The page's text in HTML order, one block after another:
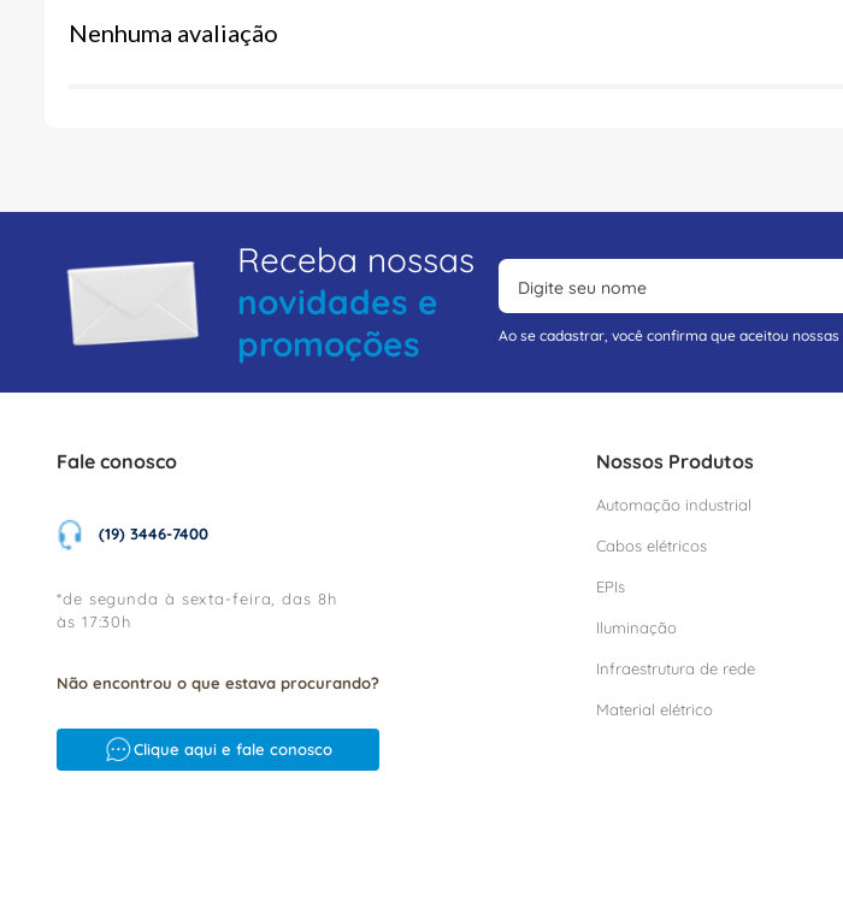
Nenhuma avaliação
Receba nossas
novidades e
promoções
Ao se cadastrar, você confirma que aceitou nossas
Fale conosco
(19) 3446-7400
*de segunda à sexta-feira, das 8h
às 17:30h
Não encontrou o que estava procurando?
Clique aqui e fale conosco
Nossos Produtos
Automação industrial
Cabos elétricos
EPIs
Iluminação
Infraestrutura de rede
Material elétrico